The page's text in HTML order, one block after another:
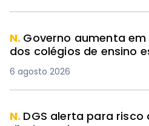
N. Governo aumenta em
dos colégios de ensino
6 agosto 2026
N. DGS alerta para